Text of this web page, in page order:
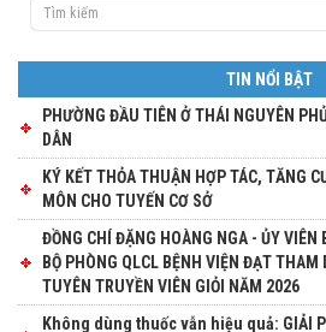
TIN NỔI BẬT
PHƯỜNG ĐẦU TIÊN Ở THÁI NGUYÊN
DÂN
KÝ KẾT THỎA THUẬN HỢP TÁC, TĂNG
MÔN CHO TUYẾN CƠ SỞ
ĐỒNG CHÍ ĐẶNG HOÀNG NGA - ỦY VIÊN
BỘ PHÒNG QLCL BỆNH VIỆN ĐẠT THAM
TUYÊN TRUYỀN VIÊN GIỎI NĂM 2026
Không dùng thuốc vẫn hiệu quả: GIẢI